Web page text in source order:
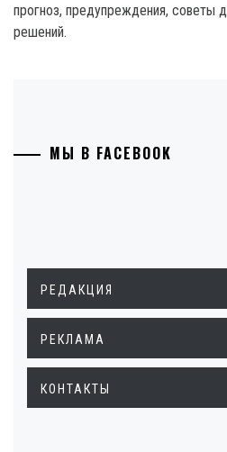
прогноз, предупреждения, советы
решений.
МЫ В FACEBOOK
РЕДАКЦИЯ
РЕКЛАМА
КОНТАКТЫ